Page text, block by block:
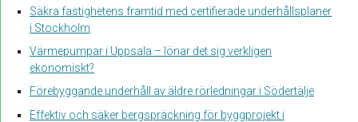
Säkra fastighetens framtid med certifierade underhållsplaner
i Stockholm
Värmepumpar i Uppsala – lönar det sig verkligen
ekonomiskt?
Förebyggande underhåll av äldre rörledningar i Södertälje
Effektiv och säker bergspräckning för byggprojekt i